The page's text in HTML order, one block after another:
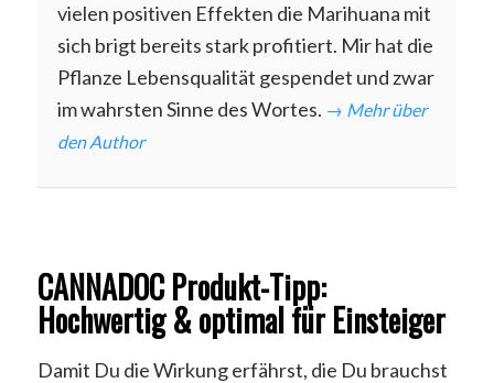
vielen positiven Effekten die Marihuana mit
sich brigt bereits stark profitiert. Mir hat die
Pflanze Lebensqualität gespendet und zwar
im wahrsten Sinne des Wortes. → Mehr über
den Author
CANNADOC Produkt-Tipp:
Hochwertig & optimal für Einsteiger
Damit Du die Wirkung erfährst, die Du brauchst